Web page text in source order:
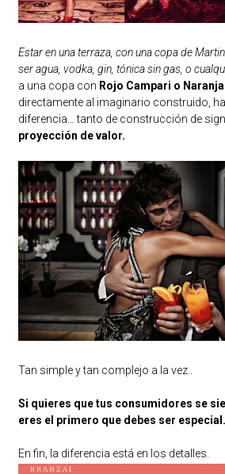
Estar en una terraza, con una copa de
ser agua, vodka, gin, tónica sin gas, o
a una copa con Rojo Campari o Naranja
directamente al imaginario construido,
diferencia… tanto de construcción de
proyección de valor.
Tan simple y tan complejo a la vez..
Si quieres que tus consumidores se
eres el primero que debes ser especial.
En fin, la diferencia está en los detalles.